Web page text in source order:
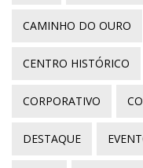
CAMINHO DO OURO
CENTRO HISTÓRICO
CORPORATIVO
DESTAQUE